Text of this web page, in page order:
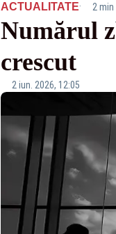
ACTUALITATE· 2
Numărul
crescut
2 iun. 2026, 12:05